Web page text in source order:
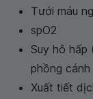
Tưới máu
spO2
Suy hô hấp
phồng cánh
Xuất tiết